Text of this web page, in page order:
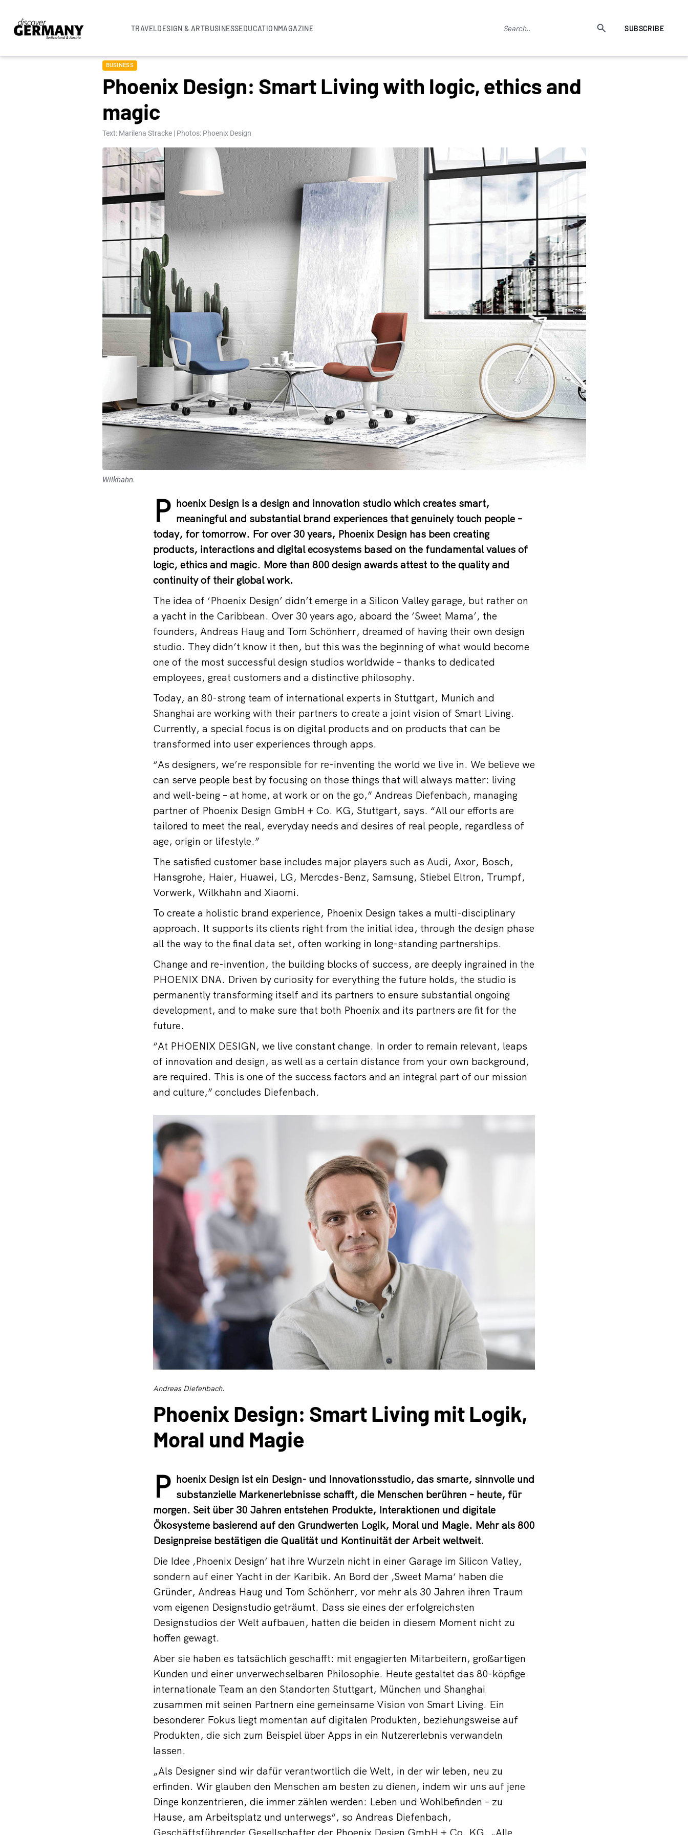
TRAVELDESIGN & ARTBUSINESSEDUCATIONMAGAZINE SUBSCRIBE
BUSINESS
Phoenix Design: Smart Living with logic, ethics and
magic
Text: Marilena Stracke | Photos: Phoenix Design
Wilkhahn.
P hoenix Design is a design and innovation studio which creates smart,
meaningful and substantial brand experiences that genuinely touch people –
today, for tomorrow. For over 30 years, Phoenix Design has been creating
products, interactions and digital ecosystems based on the fundamental values of
logic, ethics and magic. More than 800 design awards attest to the quality and
continuity of their global work.
The idea of ‘Phoenix Design’ didn’t emerge in a Silicon Valley garage, but rather on
a yacht in the Caribbean. Over 30 years ago, aboard the ‘Sweet Mama’, the
founders, Andreas Haug and Tom Schönherr, dreamed of having their own design
studio. They didn’t know it then, but this was the beginning of what would become
one of the most successful design studios worldwide – thanks to dedicated
employees, great customers and a distinctive philosophy.
Today, an 80-strong team of international experts in Stuttgart, Munich and
Shanghai are working with their partners to create a joint vision of Smart Living.
Currently, a special focus is on digital products and on products that can be
transformed into user experiences through apps.
“As designers, we’re responsible for re-inventing the world we live in. We believe we
can serve people best by focusing on those things that will always matter: living
and well-being – at home, at work or on the go,” Andreas Diefenbach, managing
partner of Phoenix Design GmbH + Co. KG, Stuttgart, says. “All our efforts are
tailored to meet the real, everyday needs and desires of real people, regardless of
age, origin or lifestyle.”
The satisfied customer base includes major players such as Audi, Axor, Bosch,
Hansgrohe, Haier, Huawei, LG, Mercdes-Benz, Samsung, Stiebel Eltron, Trumpf,
Vorwerk, Wilkhahn and Xiaomi.
To create a holistic brand experience, Phoenix Design takes a multi-disciplinary
approach. It supports its clients right from the initial idea, through the design phase
all the way to the final data set, often working in long-standing partnerships.
Change and re-invention, the building blocks of success, are deeply ingrained in the
PHOENIX DNA. Driven by curiosity for everything the future holds, the studio is
permanently transforming itself and its partners to ensure substantial ongoing
development, and to make sure that both Phoenix and its partners are fit for the
future.
“At PHOENIX DESIGN, we live constant change. In order to remain relevant, leaps
of innovation and design, as well as a certain distance from your own background,
are required. This is one of the success factors and an integral part of our mission
and culture,” concludes Diefenbach.
Andreas Diefenbach.
Phoenix Design: Smart Living mit Logik,
Moral und Magie
P hoenix Design ist ein Design- und Innovationsstudio, das smarte, sinnvolle und
substanzielle Markenerlebnisse schafft, die Menschen berühren – heute, für
morgen. Seit über 30 Jahren entstehen Produkte, Interaktionen und digitale
Ökosysteme basierend auf den Grundwerten Logik, Moral und Magie. Mehr als 800
Designpreise bestätigen die Qualität und Kontinuität der Arbeit weltweit.
Die Idee ‚Phoenix Design‘ hat ihre Wurzeln nicht in einer Garage im Silicon Valley,
sondern auf einer Yacht in der Karibik. An Bord der ‚Sweet Mama‘ haben die
Gründer, Andreas Haug und Tom Schönherr, vor mehr als 30 Jahren ihren Traum
vom eigenen Designstudio geträumt. Dass sie eines der erfolgreichsten
Designstudios der Welt aufbauen, hatten die beiden in diesem Moment nicht zu
hoffen gewagt.
Aber sie haben es tatsächlich geschafft: mit engagierten Mitarbeitern, großartigen
Kunden und einer unverwechselbaren Philosophie. Heute gestaltet das 80-köpfige
internationale Team an den Standorten Stuttgart, München und Shanghai
zusammen mit seinen Partnern eine gemeinsame Vision von Smart Living. Ein
besonderer Fokus liegt momentan auf digitalen Produkten, beziehungsweise auf
Produkten, die sich zum Beispiel über Apps in ein Nutzererlebnis verwandeln
lassen.
„Als Designer sind wir dafür verantwortlich die Welt, in der wir leben, neu zu
erfinden. Wir glauben den Menschen am besten zu dienen, indem wir uns auf jene
Dinge konzentrieren, die immer zählen werden: Leben und Wohlbefinden – zu
Hause, am Arbeitsplatz und unterwegs“, so Andreas Diefenbach,
Geschäftsführender Gesellschafter der Phoenix Design GmbH + Co. KG. „Alle